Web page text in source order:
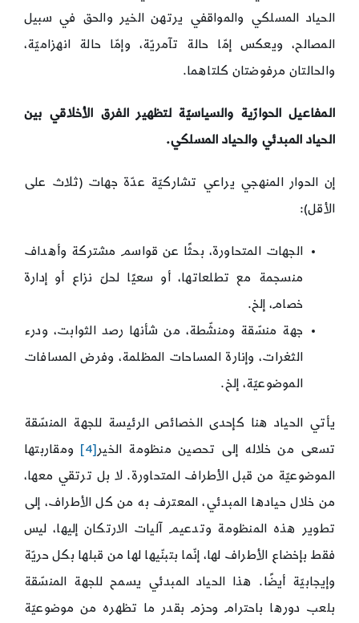
الحياد المسلكي والمواقفي يرتهن الخير والحق في سبيل
المصالح، ويعكس إمّا حالة تآمريّة، وإمّا حالة انهزاميّة،
والحالتان مرفوضتان كلتاهما.
المفاعيل الحوارّية والسياسيّة لتظهير الفرق الأخلاقي بين
الحياد المبدئي والحياد المسلكي.
إن الحوار المنهجي يراعي تشاركيّة عدّة جهات (ثلاث على
الأقل):
الجهات المتحاورة، بحثًا عن قواسم مشتركة وأهداف
منسجمة مع تطلعاتها، أو سعيًا لحلّ نزاع أو إدارة
خصام، إلخ.
جهة منسّقة ومنشّطة، من شأنها رصد الثوابت، ودرء
الثغرات، وإنارة المساحات المظلمة، وفرض المسافات
الموضوعيّة، إلخ.
يأتي الحياد هنا كإحدى الخصائص الرئيسة للجهة المنسّقة
تسعى من خلاله إلى تحصين منظومة الخير[4]
ومقاربتها
الموضوعيّة من قبل الأطراف المتحاورة. لا بل ترتقي معها،
من خلال حيادها المبدئي، المعترف به من كل الأطراف، إلى
تطوير هذه المنظومة وتدعيم آليات الارتكان إليها، ليس
فقط بإخضاع الأطراف لها، إنّما بتبنّيها لها من قبلها بكل حريّة
وإيجابيّة أيضًا. هذا الحياد المبدئي يسمح للجهة المنسّقة
بلعب دورها باحترام وحزم بقدر ما تظهره من موضوعيّة